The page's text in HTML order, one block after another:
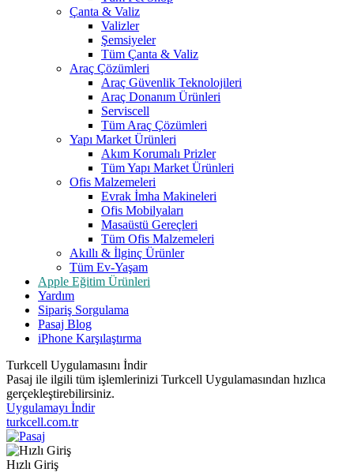
Çanta & Valiz
Valizler
Şemsiyeler
Tüm Çanta & Valiz
Araç Çözümleri
Araç Güvenlik Teknolojileri
Araç Donanım Ürünleri
Serviscell
Tüm Araç Çözümleri
Yapı Market Ürünleri
Akım Korumalı Prizler
Tüm Yapı Market Ürünleri
Ofis Malzemeleri
Evrak İmha Makineleri
Ofis Mobilyaları
Masaüstü Gereçleri
Tüm Ofis Malzemeleri
Akıllı & İlginç Ürünler
Tüm Ev-Yaşam
Apple Eğitim Ürünleri
Yardım
Sipariş Sorgulama
Pasaj Blog
iPhone Karşılaştırma
Turkcell Uygulamasını İndir
Pasaj ile ilgili tüm işlemlerinizi Turkcell Uygulamasından hızlıca
gerçekleştirebilirsiniz.
Uygulamayı İndir
turkcell.com.tr
Hızlı Giriş